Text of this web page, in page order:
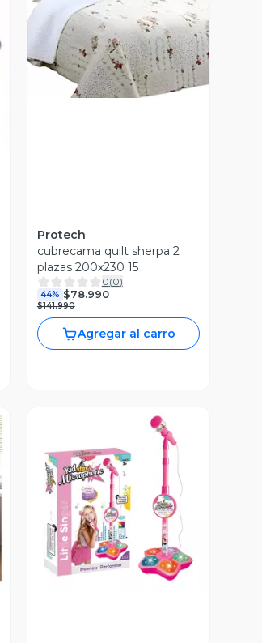
Vista Previa
Protech
cubrecama quilt sherpa 2
plazas 200x230 15
0(0)
44% $78.990
$141.990
Agregar al carro
Vista Previa